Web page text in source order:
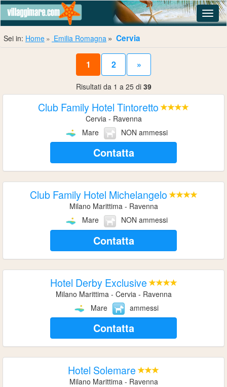
Sei in: Home Emilia Romagna Cervia
1 2 »
Risultati da 1 a 25 di 39
Club Family Hotel Tintoretto
Cervia - Ravenna
Mare
NON ammessi
Contatta
Club Family Hotel Michelangelo
Milano Marittima - Ravenna
Mare
NON ammessi
Contatta
Hotel Derby Exclusive
Milano Marittima - Cervia - Ravenna
Mare
ammessi
Contatta
Hotel Solemare
Milano Marittima - Ravenna